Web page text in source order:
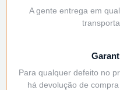
A gente entrega em
Para qualquer defeito no
há devolução de